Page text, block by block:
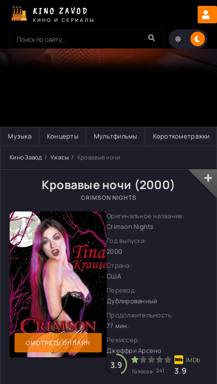
KINO ZAVOD
КИНО И СЕРИАЛЫ
Музыка Концерты Мультфильмы Короткометражки
Кино Завод Ужасы Кровавые ночи
Кровавые ночи (2000)
CRIMSON NIGHTS
СМОТРЕТЬ ОНЛАЙН
Оригинальное название:
Crimson Nights
Год выпуска:
2000
Страна:
США
Перевод:
Дублированный
Продолжительность:
77 мин.
Режиссер:
Джеффри Арсено
3.9
Голосов: 241 3.9